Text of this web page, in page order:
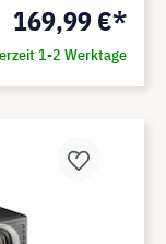
169,99 €*
1-2 Werktage